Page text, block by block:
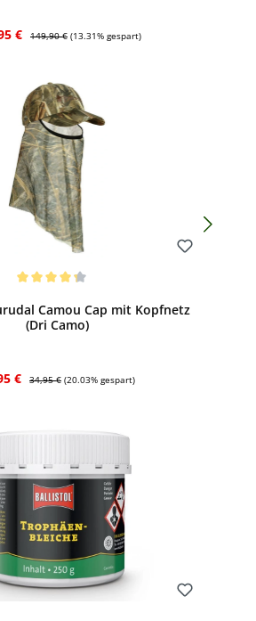
€ Regulärer Preis:
149,90 € (13.31% gespart)
Camou Cap mit Kopfnetz
(Dri Camo)
€ Regulärer Preis:
34,95 € (20.03% gespart)